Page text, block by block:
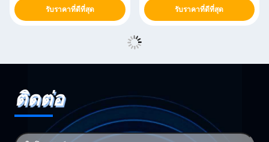
รับราคาที่ดีที่สุด รับราคาที่ดีที่สุด
ติดต่อ